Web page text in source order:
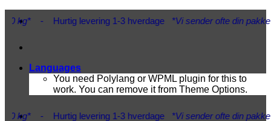
kg*- Hurtig levering 1-3 hverdage*Vi sender ofte din pakke
Languages
You need Polylang or WPML plugin for this to
work. You can remove it from Theme Options.
kg*- Hurtig levering 1-3 hverdage*Vi sender ofte din pakke